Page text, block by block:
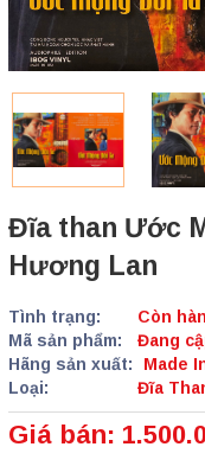
Đĩa than Ước
Hương Lan
Tình trạng:
Còn
Mã sản phẩm:
Đang
Hãng sản xuất:
Made
Loại:
Đĩa
Giá bán: